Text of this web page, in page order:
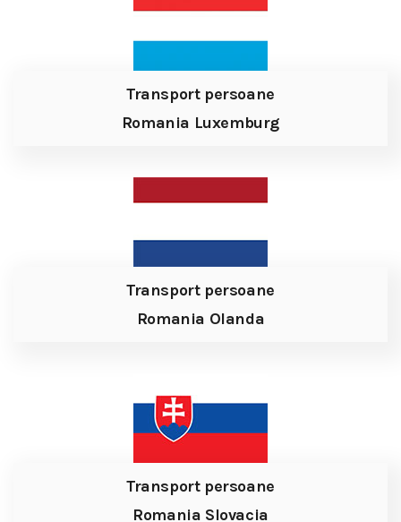
Transport persoane
Romania Luxemburg
Transport persoane
Romania Olanda
Transport persoane
Romania Slovacia